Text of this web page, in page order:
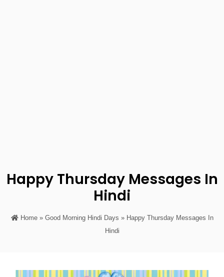
Happy Thursday Messages In
Hindi
Home» Good Morning Hindi Days » Happy Thursday Messages In
Hindi